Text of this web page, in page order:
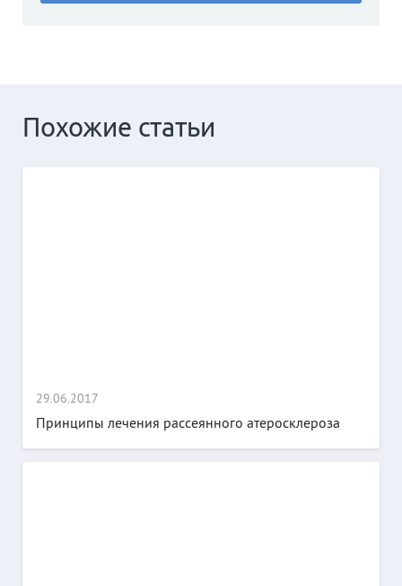
Похожие статьи
29.06.2017
Принципы лечения рассеянного атеросклероза